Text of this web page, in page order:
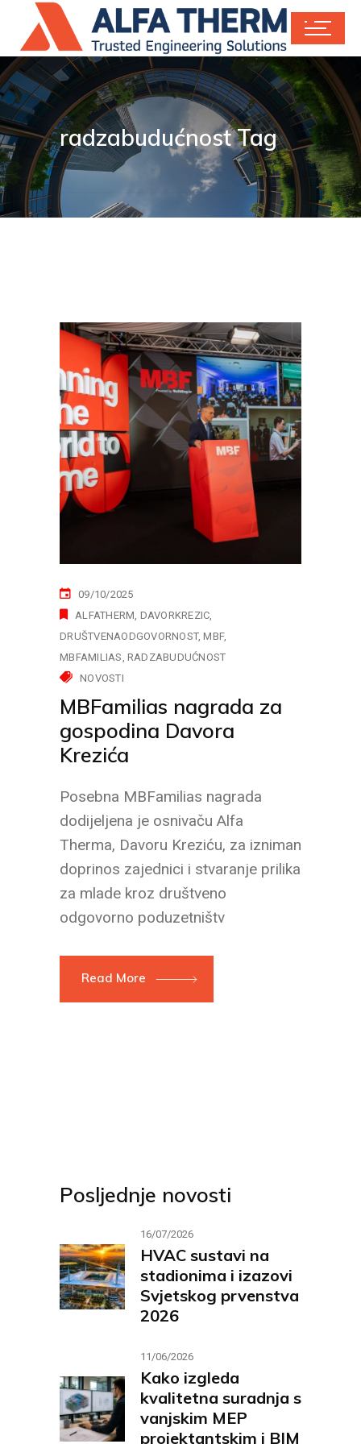
radzabudućnost Tag
09/10/2025
ALFATHERM DAVORKREZIC
DRUŠTVENAODGOVORNOST MBF
MBFAMILIAS RADZABUDUĆNOST
NOVOSTI
MBFamilias nagrada za
gospodina Davora
Krezića
Posebna MBFamilias nagrada
dodijeljena je osnivaču Alfa
Therma, Davoru Kreziću, za izniman
doprinos zajednici i stvaranje prilika
za mlade kroz društveno
odgovorno poduzetništv
Read More
Posljednje novosti
16/07/2026
HVAC sustavi na
stadionima i izazovi
Svjetskog prvenstva
2026
11/06/2026
Kako izgleda
kvalitetna suradnja s
vanjskim MEP
projektantskim i BIM